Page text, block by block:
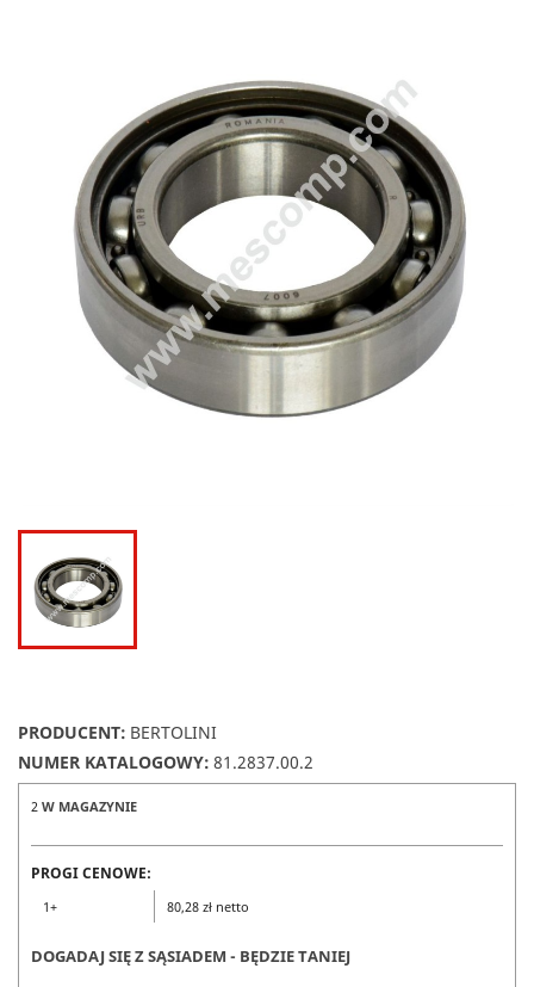
PRODUCENT: BERTOLINI
NUMER KATALOGOWY: 81.2837.00.2
2 W MAGAZYNIE
PROGI CENOWE:
1+ 80,28 zł netto
DOGADAJ SIĘ Z SĄSIADEM - BĘDZIE TANIEJ